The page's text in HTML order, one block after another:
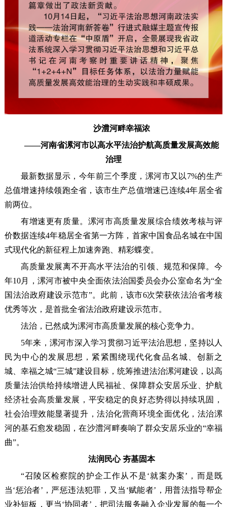
沙澧河畔幸福浓
——河南省漯河市以高水平法治护航高质量发展高效能
治理
最新数据显示，今年前三个季度，漯河市又以7%的生产
总值增速持续领跑全省，该市生产总值增速已连续4年居全省
前两位。
有增速更有质量。漯河市高质量发展综合绩效考核与评
价数据连续4年稳居全省第一方阵，首家中国食品名城在中国
式现代化的新征程上加速奔跑、精彩蝶变。
高质量发展离不开高水平法治的引领、规范和保障。今
年10月，漯河市被中央全面依法治国委员会办公室命名为“全
国法治政府建设示范市”。此前，该市6次荣获依法治省考核
优秀等次，是首批全省法治政府建设示范市。
法治，已然成为漯河市高质量发展的核心竞争力。
5年来，漯河市深入学习贯彻习近平法治思想，坚持以人
民为中心的发展思想，紧紧围绕现代化食品名城、创新之
城、幸福之城“三城”建设目标，统筹推进法治漯河建设，以高
质量法治供给持续增进人民福祉、保障群众安居乐业、护航
经济社会高质量发展，平安稳定的良好态势得以持续巩固，
社会治理效能显著提升，法治化营商环境全面优化，法治漯
河的基石愈发稳固，在沙澧河畔奏响了群众安居乐业的“幸福
曲”。
法润民心 夯基固本
“召陵区检察院的护企工作从不是‘就案办案’，而是既
当‘惩治者’，严惩违法犯罪，又当‘赋能者’，用普法指导帮企
业补短板，更当‘协同者’，把司法服务融入企业发展的每一个